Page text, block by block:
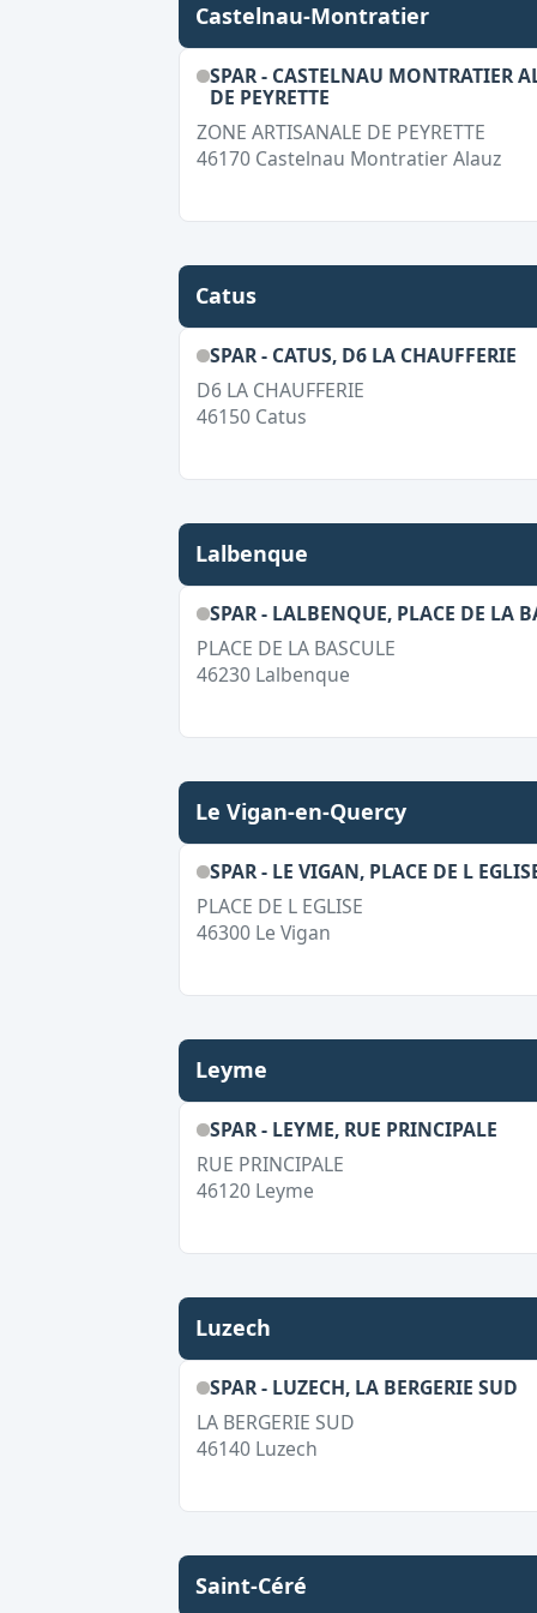
Castelnau-Montratier
SPAR - CASTELNAU MONTRATIER
DE PEYRETTE
ZONE ARTISANALE DE PEYRETTE
46170 Castelnau Montratier Alauz
Catus
SPAR - CATUS, D6 LA CHAUFFERIE
D6 LA CHAUFFERIE
46150 Catus
Lalbenque
SPAR - LALBENQUE, PLACE DE LA
PLACE DE LA BASCULE
46230 Lalbenque
Le Vigan-en-Quercy
SPAR - LE VIGAN, PLACE DE L
PLACE DE L EGLISE
46300 Le Vigan
Leyme
SPAR - LEYME, RUE PRINCIPALE
RUE PRINCIPALE
46120 Leyme
Luzech
SPAR - LUZECH, LA BERGERIE SUD
LA BERGERIE SUD
46140 Luzech
Saint-Céré